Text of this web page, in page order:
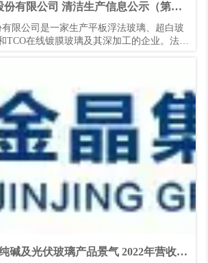
份有限公司 清洁生产信息公示（第一
次）
限公司是一家生产平板浮法玻璃、超白玻
TCO在线镀膜玻璃及其深加工的企业。法人
碱及光伏玻璃产品景气 2022年营收增